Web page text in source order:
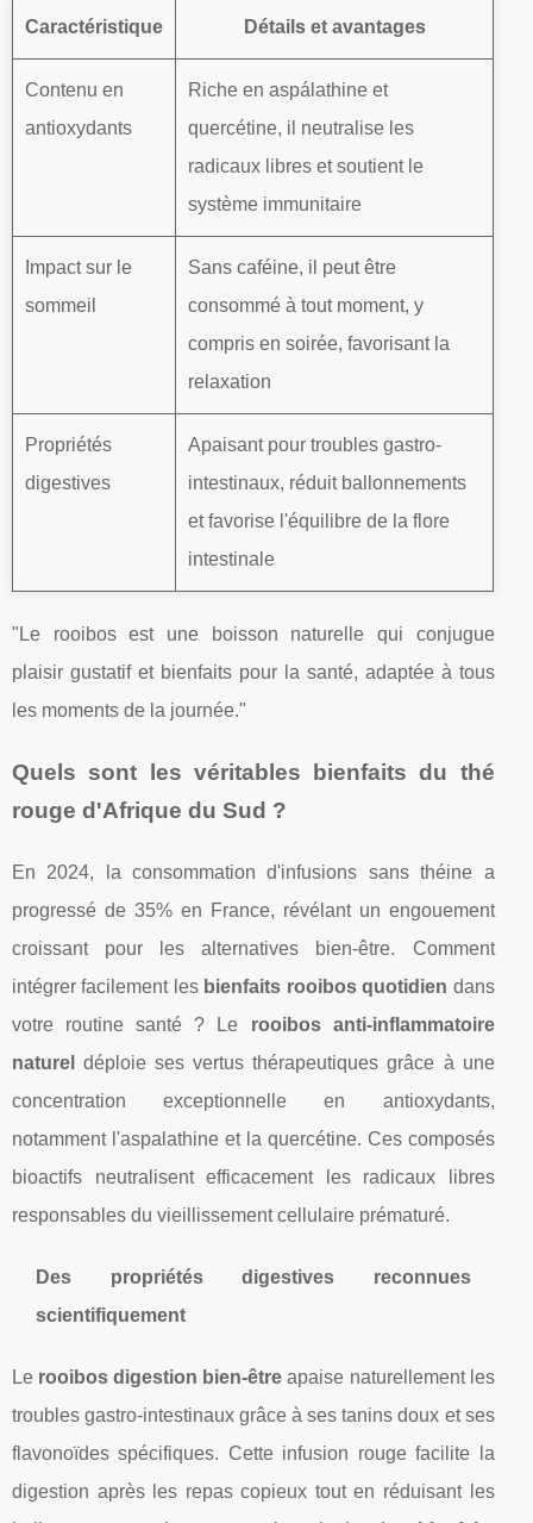
Caractéristique Détails et avantages
Contenu en
antioxydants
Riche en aspálathine et
quercétine, il neutralise les
radicaux libres et soutient le
système immunitaire
Impact sur le
sommeil
Sans caféine, il peut être
consommé à tout moment, y
compris en soirée, favorisant la
relaxation
Propriétés
digestives
Apaisant pour troubles gastro-
intestinaux, réduit ballonnements
et favorise l'équilibre de la flore
intestinale
"Le rooibos est une boisson naturelle qui conjugue
plaisir gustatif et bienfaits pour la santé, adaptée à tous
les moments de la journée."
Quels sont les véritables bienfaits du thé
rouge d'Afrique du Sud ?
En 2024, la consommation d'infusions sans théine a
progressé de 35% en France, révélant un engouement
croissant pour les alternatives bien-être. Comment
intégrer facilement les bienfaits rooibos quotidien dans
votre routine santé ? Le rooibos anti-inflammatoire
naturel
déploie ses vertus thérapeutiques grâce à une
concentration exceptionnelle en antioxydants,
notamment l'aspalathine et la quercétine. Ces composés
bioactifs neutralisent efficacement les radicaux libres
responsables du vieillissement cellulaire prématuré.
Des propriétés digestives reconnues
scientifiquement
Le rooibos digestion bien-être apaise naturellement les
troubles gastro-intestinaux grâce à ses tanins doux et ses
flavonoïdes spécifiques. Cette infusion rouge facilite la
digestion après les repas copieux tout en réduisant les